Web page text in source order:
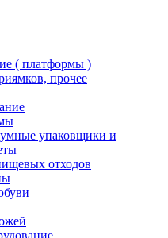
( платформы )
прочее
упаковщики и
отходов